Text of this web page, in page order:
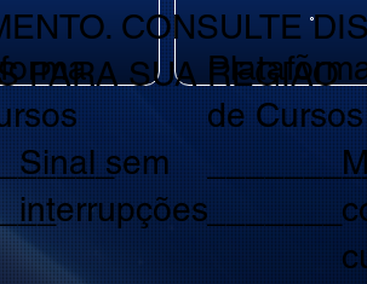
de Cursos
_______
CONSULTE
PARA SUA REGIÃO
Sinal sem
interrupções